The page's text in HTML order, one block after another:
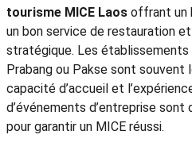
Yvonne D. 5.0 Excellent
Où trouver des conseils pour
dans les meilleurs hôtels MICE au
Les professionnels souhaitant
de gamme dans lesmeilleurs
commencer par consulter un
loin, un excellent point de départ